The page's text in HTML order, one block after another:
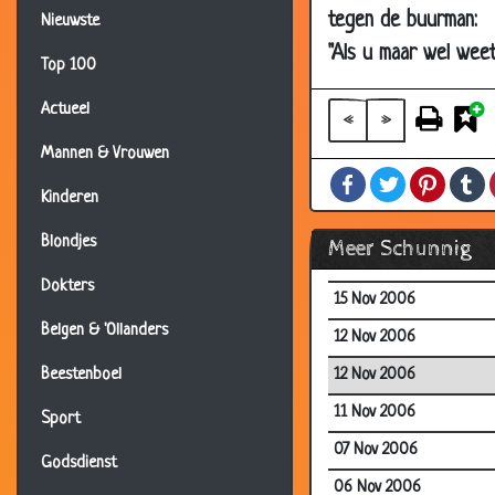
Nieuwste
Top 100
Actueel
Mannen & Vrouwen
Kinderen
Blondjes
Dokters
Belgen & 'Ollanders
Beestenboel
Sport
Godsdienst
tegen de buurman:
"Als u maar wel
« »
FacebookTwitter
Meer Schunnig
26 Nov 2006
24 Nov 2006
23 Nov 2006
19 Nov 2006
15 Nov 2006
12 Nov 2006
12 Nov 2006
11 Nov 2006
07 Nov 2006
06 Nov 2006